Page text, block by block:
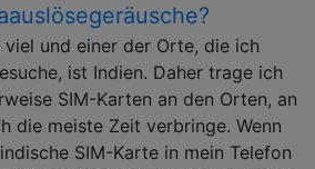
viel und einer der Orte, die ich
ist Indien. Daher trage ich
SIM-Karten an den Orten, an
die meiste Zeit verbringe. Wenn
SIM-Karte in mein Telefon